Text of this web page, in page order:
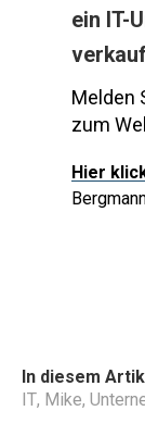
ein IT-
Melden
zum
Hier
In diesem
IT, Mike,